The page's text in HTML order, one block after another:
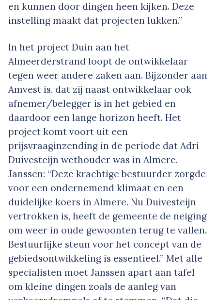
en kunnen door dingen heen kijken. Deze
instelling maakt dat projecten lukken.”
In het project Duin aan het
Almeerderstrand loopt de ontwikkelaar
tegen weer andere zaken aan. Bijzonder aan
Amvest is, dat zij naast ontwikkelaar ook
afnemer/belegger is in het gebied en
daardoor een lange horizon heeft. Het
project komt voort uit een
prijsvraaginzending in de periode dat Adri
Duivesteijn wethouder was in Almere.
Janssen: “Deze krachtige bestuurder zorgde
voor een ondernemend klimaat en een
duidelijke koers in Almere. Nu Duivesteijn
vertrokken is, heeft de gemeente de neiging
om weer in oude gewoonten terug te vallen.
Bestuurlijke steun voor het concept van de
gebiedsontwikkeling is essentieel.” Met alle
specialisten moet Janssen apart aan tafel
om kleine dingen zoals de aanleg van